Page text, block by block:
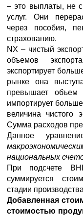
– это выплаты, не
услуг. Они
через пособия,
страхованию.
NX – чистый
объемов
экспортирует
рынке она
превышает объем
импортирует
величина чистого
Сумма расходов
Данное
национальных
При подсчете
суммируется
стадии
Добавленная
стоимостью